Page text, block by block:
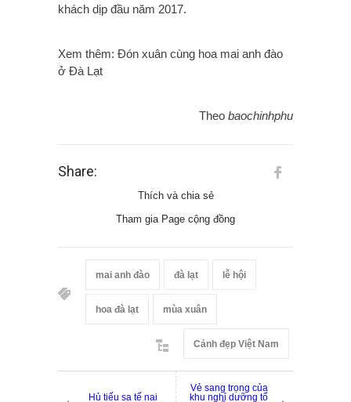
khách dịp đầu năm 2017.
Xem thêm: Đón xuân cùng hoa mai anh đào
ở Đà Lạt
Theo baochinhphu
Share:
Thích và chia sẻ
Tham gia Page cộng đồng
mai anh đào đà lạt lễ hội
hoa đà lạt mùa xuân
Cảnh đẹp Việt Nam
Hủ tiếu sa tế nai
Vẻ sang trọng của
khu nghỉ dưỡng tổ